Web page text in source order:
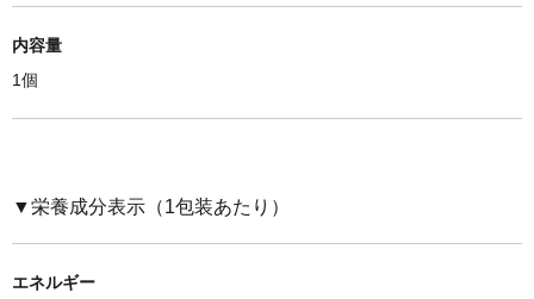
内容量
1個
▼栄養成分表示（1包装あたり）
エネルギー